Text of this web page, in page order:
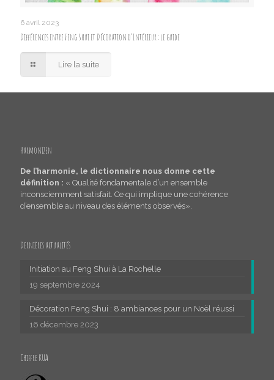
6 avril 2023
Différences entre Feng Shui et Décoration d’Intérieur : le guide
Lire la suite
HarmoniZen
De l’harmonie, le dictionnaire nous donne cette
définition : « Qualité fondamentale d’un ensemble
inconsciemment satisfait. Ce qui implique une cohérence
d’ensemble au niveau des éléments observés».
Dernières actualités
Initiation au Feng Shui à La Rochelle
19 septembre 2024
Décoration Feng Shui : 8 ambiances pour un Noël réussi
16 décembre 2023
Chiffre KUA